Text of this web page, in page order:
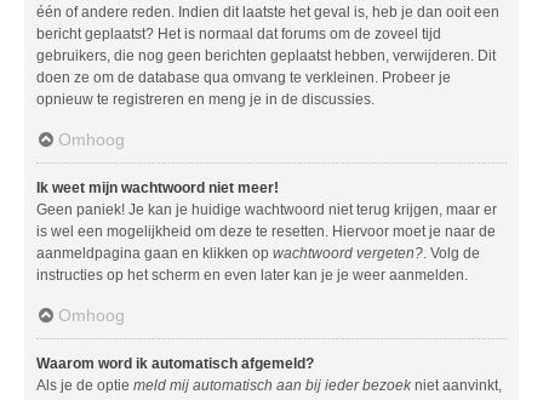
één of andere reden. Indien dit laatste het geval is, heb je dan ooit een
bericht geplaatst? Het is normaal dat forums om de zoveel tijd
gebruikers, die nog geen berichten geplaatst hebben, verwijderen. Dit
doen ze om de database qua omvang te verkleinen. Probeer je
opnieuw te registreren en meng je in de discussies.
Omhoog
Ik weet mijn wachtwoord niet meer!
Geen paniek! Je kan je huidige wachtwoord niet terug krijgen, maar er
is wel een mogelijkheid om deze te resetten. Hiervoor moet je naar de
aanmeldpagina gaan en klikken op wachtwoord vergeten? . Volg de
instructies op het scherm en even later kan je je weer aanmelden.
Omhoog
Waarom word ik automatisch afgemeld?
Als je de optie meld mij automatisch aan bij ieder bezoek niet aanvinkt,